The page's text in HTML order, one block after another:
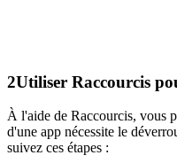
2Utiliser Raccourcis
À l'aide de Raccourcis, vous
d'une app nécessite le
suivez ces étapes :